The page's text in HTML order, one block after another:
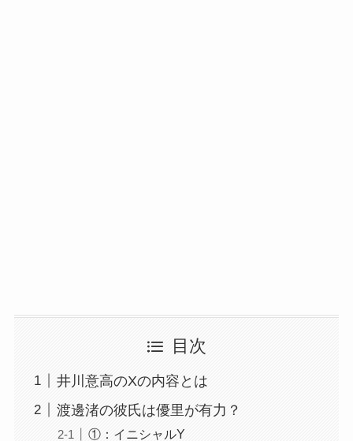
目次
井川意高のXの内容とは
渡邊渚の彼氏は優里が有力？
①：イニシャルY